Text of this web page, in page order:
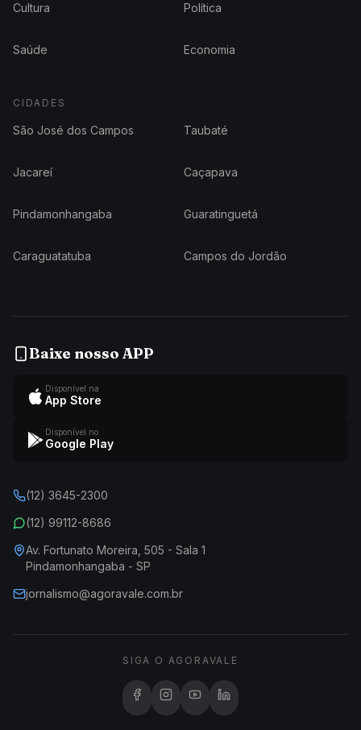
Cultura Política
Saúde Economia
CIDADES
São José dos Campos Taubaté
Jacareí Caçapava
Pindamonhangaba Guaratinguetá
Caraguatatuba Campos do Jordão
Baixe nosso APP
Disponível na
App Store
Disponível no
Google Play
(12) 3645-2300
(12) 99112-8686
Av. Fortunato Moreira, 505 - Sala 1
Pindamonhangaba - SP
jornalismo@agoravale.com.br
SIGA O AGORAVALE